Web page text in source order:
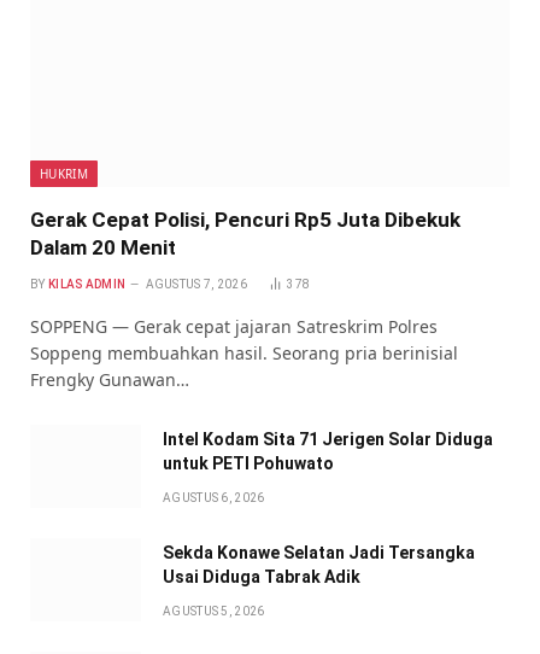
HUKRIM
Gerak Cepat Polisi, Pencuri Rp5 Juta Dibekuk
Dalam 20 Menit
BY KILAS ADMIN AGUSTUS 7, 2026 378
SOPPENG — Gerak cepat jajaran Satreskrim Polres
Soppeng membuahkan hasil. Seorang pria berinisial
Frengky Gunawan…
Intel Kodam Sita 71 Jerigen Solar Diduga
untuk PETI Pohuwato
AGUSTUS 6, 2026
Sekda Konawe Selatan Jadi Tersangka
Usai Diduga Tabrak Adik
AGUSTUS 5, 2026